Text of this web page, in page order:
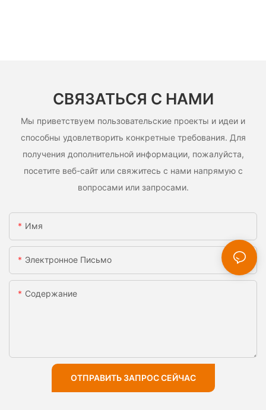
СВЯЗАТЬСЯ С НАМИ
Мы приветствуем пользовательские проекты и идеи и
способны удовлетворить конкретные требования. Для
получения дополнительной информации, пожалуйста,
посетите веб-сайт или свяжитесь с нами напрямую с
вопросами или запросами.
Имя
Электронное Письмо
Содержание
ОТПРАВИТЬ ЗАПРОС СЕЙЧАС